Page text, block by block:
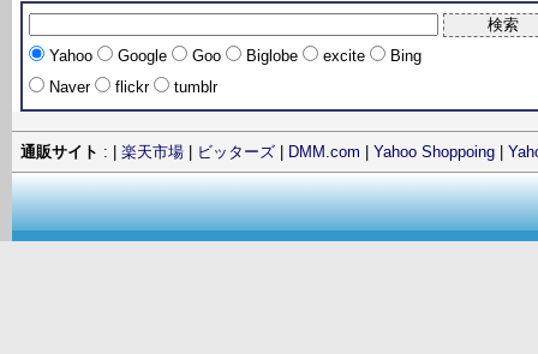
Yahoo Google Goo Biglobe excite
Bing
Naver
flickr tumblr
通販サイト : | 楽天市場 ビッターズ DMM.com Yahoo Shoppoing